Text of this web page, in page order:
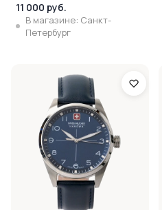
11 000 руб.
В магазине: Санкт-
Петербург